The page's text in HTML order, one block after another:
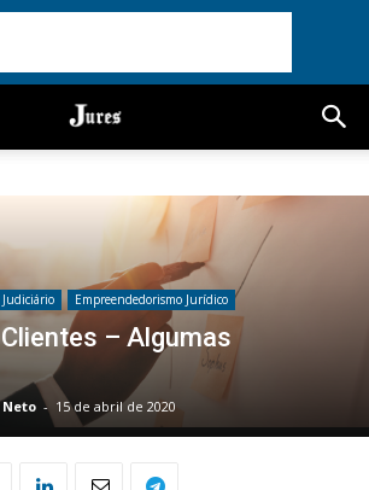
Empreendedorismo Jurídico
– Algumas
- 15 de abril de 2020